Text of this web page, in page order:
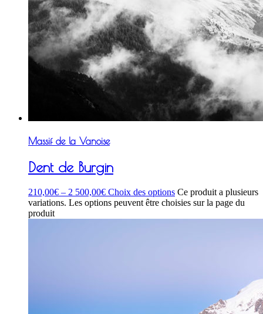
Massif de la Vanoise
Dent de Burgin
210,00€ – 2 500,00€ Choix des options Ce produit a plusieurs
variations. Les options peuvent être choisies sur la page du
produit